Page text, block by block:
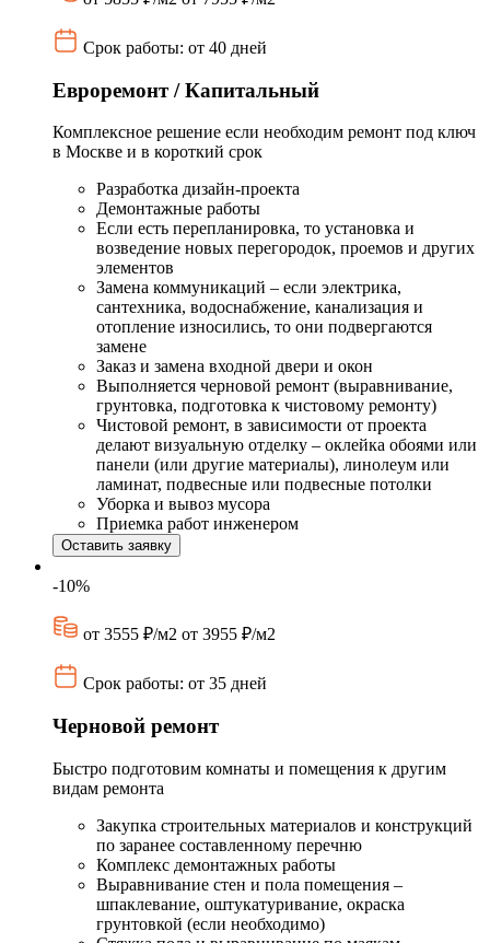
Срок работы: от 40 дней
Евроремонт / Капитальный
Комплексное решение если необходим ремонт под ключ
в Москве и в короткий срок
Разработка дизайн-проекта
Демонтажные работы
Если есть перепланировка, то установка и
возведение новых перегородок, проемов и других
элементов
Замена коммуникаций – если электрика,
сантехника, водоснабжение, канализация и
отопление износились, то они подвергаются
замене
Заказ и замена входной двери и окон
Выполняется черновой ремонт (выравнивание,
грунтовка, подготовка к чистовому ремонту)
Чистовой ремонт, в зависимости от проекта
делают визуальную отделку – оклейка обоями или
панели (или другие материалы), линолеум или
ламинат, подвесные или подвесные потолки
Уборка и вывоз мусора
Приемка работ инженером
Оставить заявку
-10%
от 3555 ₽/м2 от 3955 ₽/м2
Срок работы: от 35 дней
Черновой ремонт
Быстро подготовим комнаты и помещения к другим
видам ремонта
Закупка строительных материалов и конструкций
по заранее составленному перечню
Комплекс демонтажных работы
Выравнивание стен и пола помещения –
шпаклевание, оштукатуривание, окраска
грунтовкой (если необходимо)